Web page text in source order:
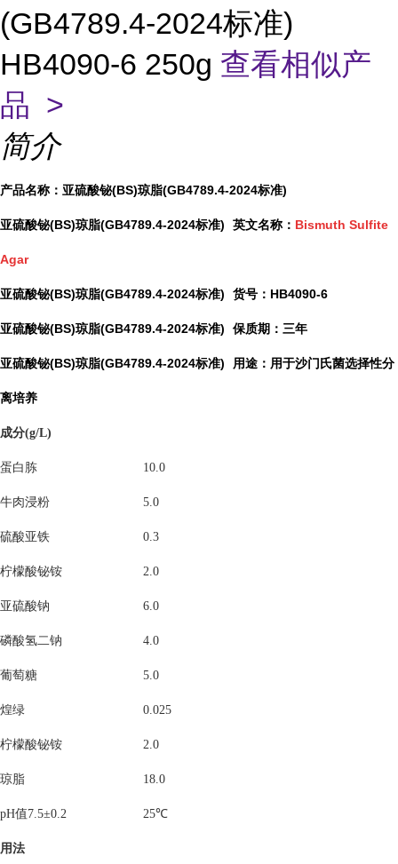
(GB4789.4-2024标准)
HB4090-6 250g 查看相似产
品 >
简介
产品名称：亚硫酸铋(BS)琼脂(GB4789.4-2024标准)
亚硫酸铋(BS)琼脂(GB4789.4-2024标准) 英文名称： Bismuth Sulfite
Agar
亚硫酸铋(BS)琼脂(GB4789.4-2024标准) 货号：HB4090-6
亚硫酸铋(BS)琼脂(GB4789.4-2024标准) 保质期：三年
亚硫酸铋(BS)琼脂(GB4789.4-2024标准) 用途：用于沙门氏菌选择性分
离培养
成分(g/L)
蛋白胨 10.0
牛肉浸粉 5.0
硫酸亚铁 0.3
柠檬酸铋铵 2.0
亚硫酸钠 6.0
磷酸氢二钠 4.0
葡萄糖 5.0
煌绿 0.025
柠檬酸铋铵 2.0
琼脂 18.0
pH值7.5±0.2 25℃
用法